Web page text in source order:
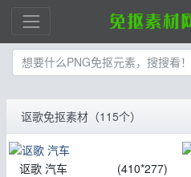
讴歌免抠素材（115个）
讴歌 汽车 (410*277)